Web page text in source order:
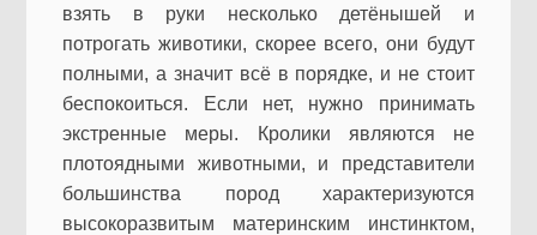
взять в руки несколько детёнышей и
потрогать животики, скорее всего, они будут
полными, а значит всё в порядке, и не стоит
беспокоиться. Если нет, нужно принимать
экстренные меры. Кролики являются не
плотоядными животными, и представители
большинства пород характеризуются
высокоразвитым материнским инстинктом,